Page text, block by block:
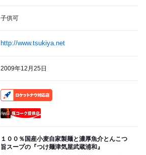
子供可
http://www.tsukiya.net
2009年12月25日
１００％国産小麦自家製麺と濃厚魚介とんこつ
旨スープの『つけ麺津気屋武蔵浦和』